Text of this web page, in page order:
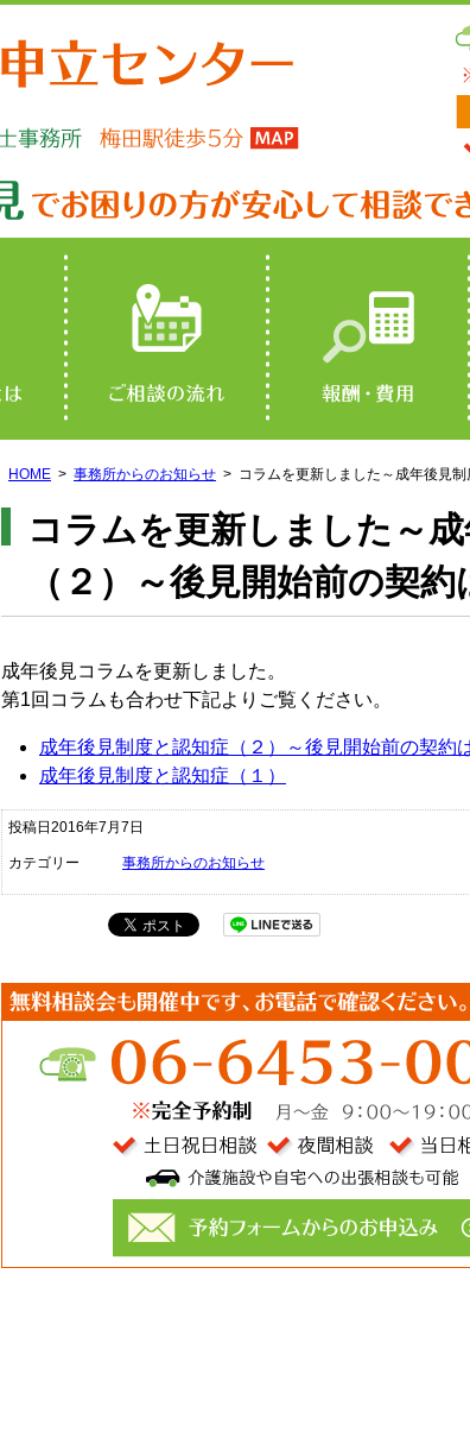
HOME 事務所からのお知らせ コラムを更新しました～成年後見
コラムを更新しました～
（２）～後見開始前の契
成年後見コラムを更新しました。
第1回コラムも合わせ下記よりご覧ください。
成年後見制度と認知症（２）～後見開始前の契約
成年後見制度と認知症（１）
投稿日2016年7月7日
カテゴリー 事務所からのお知らせ